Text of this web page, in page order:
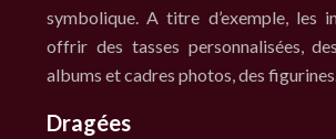
symbolique. A titre d’exemple, les
offrir des tasses personnalisées,
albums et cadres photos, des
Dragées